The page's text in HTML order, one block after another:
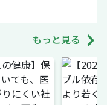
もっと見る